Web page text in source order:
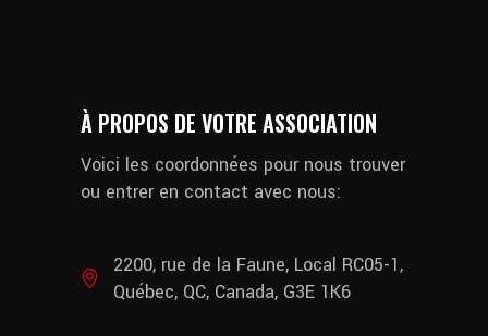
À PROPOS DE VOTRE ASSOCIATION
Voici les coordonnées pour nous trouver
ou entrer en contact avec nous:
2200, rue de la Faune, Local RC05-1,
Québec, QC, Canada, G3E 1K6